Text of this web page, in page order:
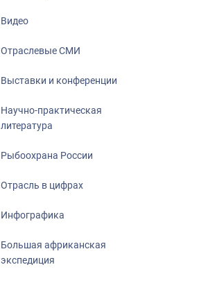
События в
Видео
Отраслевые СМИ
Выставки и конференции
Научно-практическая
литература
Рыбоохрана России
Отрасль в цифрах
Инфографика
Большая африканская
экспедиция